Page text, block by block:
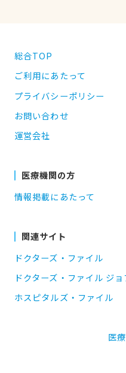
総合TOP
ご利用にあたって
プライバシーポリシー
お問い合わせ
運営会社
医療機関の方
情報掲載にあたって
関連サイト
ドクターズ・ファイル
ドクターズ・ファイル ジ
ホスピタルズ・ファイル
医